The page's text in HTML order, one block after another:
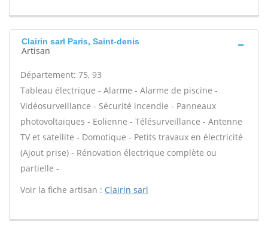
Clairin sarl Paris, Saint-denis
Artisan
Département: 75, 93
Tableau électrique - Alarme - Alarme de piscine -
Vidéosurveillance - Sécurité incendie - Panneaux
photovoltaïques - Eolienne - Télésurveillance - Antenne
TV et satellite - Domotique - Petits travaux en électricité
(Ajout prise) - Rénovation électrique complète ou
partielle -
Voir la fiche artisan : Clairin sarl